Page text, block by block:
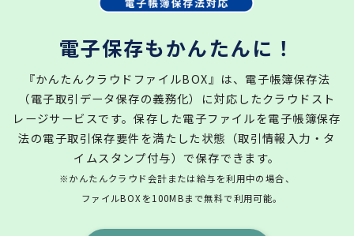
電子保存もかんたんに！
『かんたんクラウドファイルBOX』は、電子帳簿保存法
（電子取引データ保存の義務化）に対応したクラウドスト
レージサービスです。保存した電子ファイルを電子帳簿保存
法の電子取引保存要件を満たした状態（取引情報入力・タ
イムスタンプ付与）で保存できます。
※かんたんクラウド会計または給与を利用中の場合、
ファイルBOXを100MBまで無料で利用可能。